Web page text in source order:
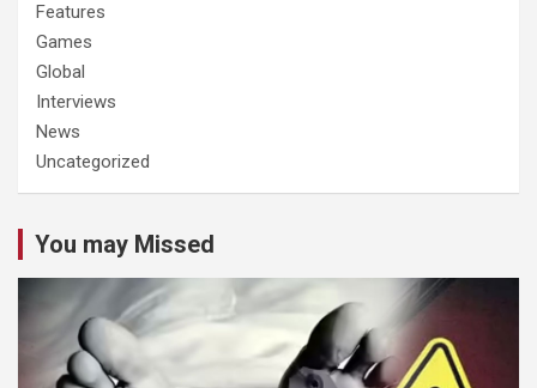
Features
Games
Global
Interviews
News
Uncategorized
You may Missed